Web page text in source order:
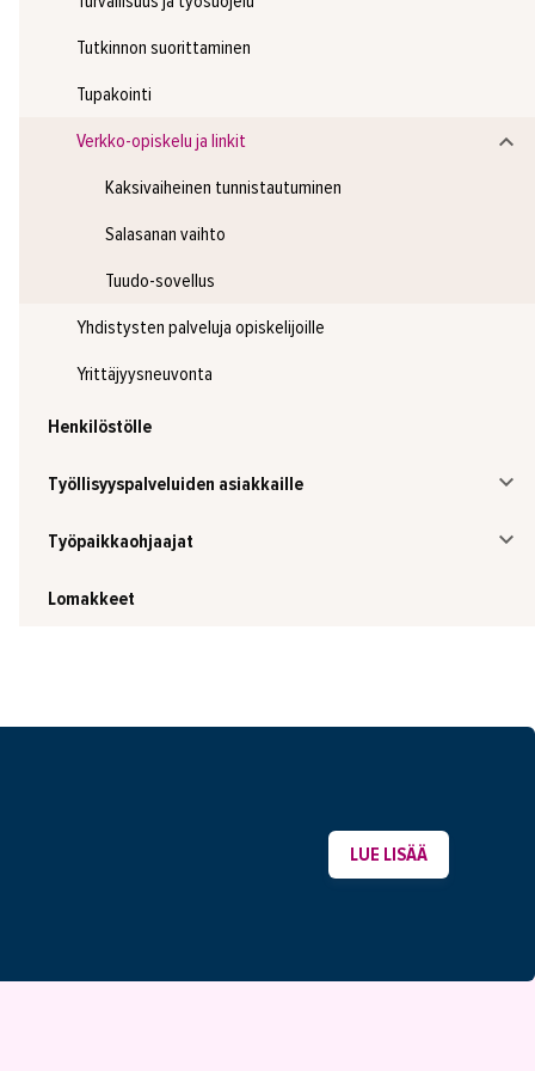
Tutkinnon suorittaminen
Tupakointi
Verkko-opiskelu ja linkit
Kaksivaiheinen tunnistautuminen
Salasanan vaihto
Tuudo-sovellus
Yhdistysten palveluja opiskelijoille
Yrittäjyysneuvonta
Henkilöstölle
Työllisyyspalveluiden asiakkaille
Työpaikkaohjaajat
Lomakkeet
LUE LISÄÄ